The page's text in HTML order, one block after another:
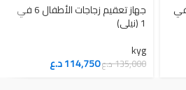
الأطفال 6 في جهاز تعقيم زجاجات الأطفال 6 في
1 (نيلي)
kyg
135,000د.ع114,750د.ع